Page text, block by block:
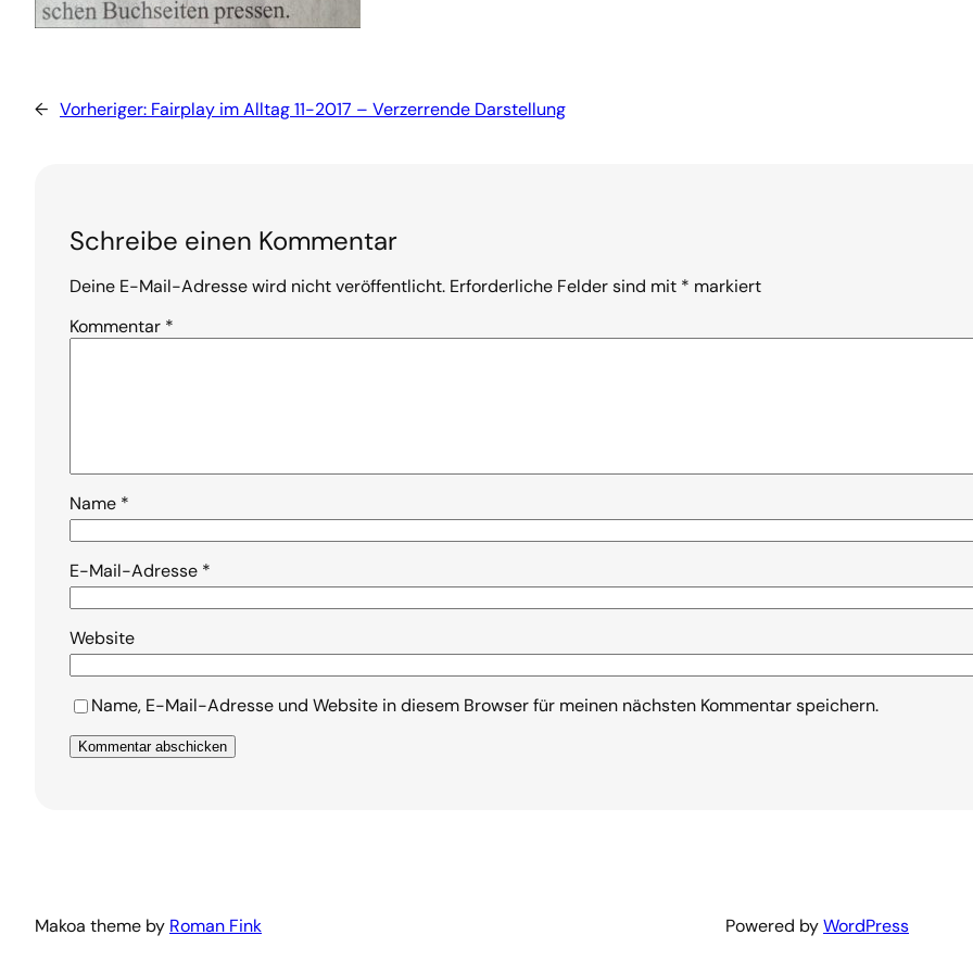
← Vorheriger: Fairplay im Alltag 11-2017 – Verzerrende Darstellung
Schreibe einen Kommentar
Deine E-Mail-Adresse wird nicht veröffentlicht. Erforderliche Felder sind mit * markiert
Kommentar *
Name *
E-Mail-Adresse *
Website
Name, E-Mail-Adresse und Website in diesem Browser für meinen nächsten Kommentar speichern.
Makoa theme by Roman Fink Powered byWordPress